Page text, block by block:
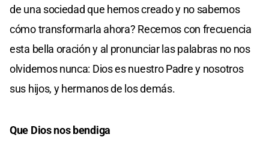
de una sociedad que hemos creado y no sabemos
cómo transformarla ahora? Recemos con frecuencia
esta bella oración y al pronunciar las palabras no nos
olvidemos nunca: Dios es nuestro Padre y nosotros
sus hijos, y hermanos de los demás.
Que Dios nos bendiga